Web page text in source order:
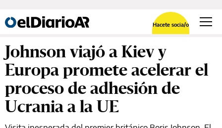
Hacete socia/o
Johnson viajó a Kiev y
Europa promete acelerar el
proceso de adhesión de
Ucrania a la UE